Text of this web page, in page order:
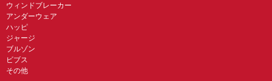
ウィンドブレーカー
アンダーウェア
ハッピ
ジャージ
ブルゾン
ビブス
その他